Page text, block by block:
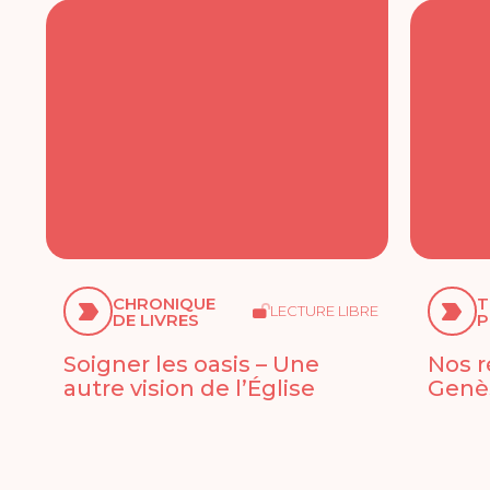
CHRONIQUE
DE LIVRES LECTURE LIBRE
Soigner les oasis – Une
autre vision de l’Église
Nos